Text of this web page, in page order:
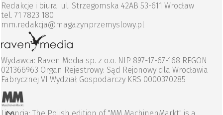
Redakcje i biura: ul. Strzegomska 42AB 53-611 Wrocław
tel. 71 7823 180
mm.redakcja@magazynprzemyslowy.pl
Wydawca: Raven Media sp. z o.o. NIP 897-17-67-168 REGON
021366963 Organ Rejestrowy: Sąd Rejonowy dla Wrocławia
Fabrycznej VI Wydział Gospodarczy KRS 0000370285
Licencja: The Polish edition of "MM MachinenMarkt" is a